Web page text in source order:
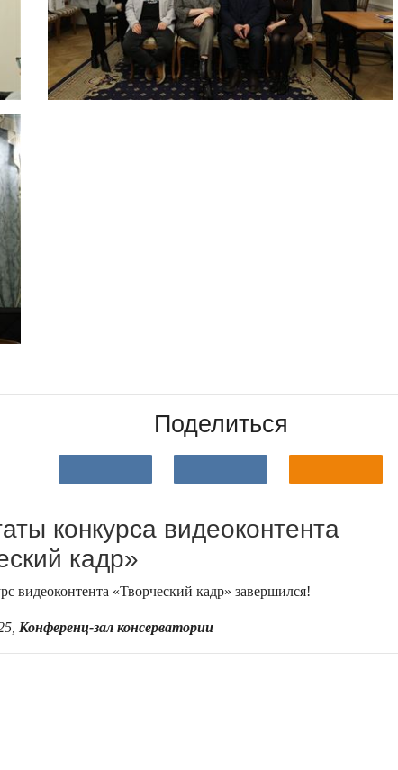
Поделиться
конкурса видеоконтента
кадр»
видеоконтента «Творческий кадр» завершился!
Конференц-зал консерватории